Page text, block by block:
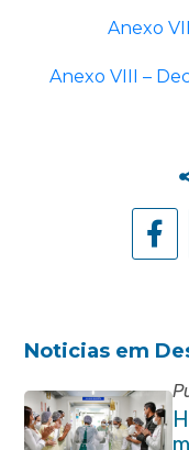
Anexo
Anexo VIII –
Noticias em